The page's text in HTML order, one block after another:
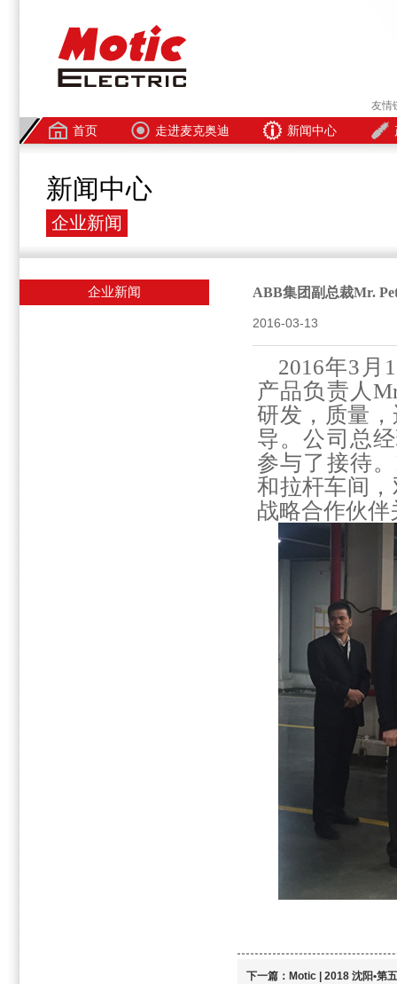
友情
首页 走进麦克奥迪 新闻中心
新闻中心
企业新闻
企业新闻 ABB集团副总裁Mr.
2016-03-13
2016年3 月
产品负责人
研发，质量
导。公司总
参与了接待。
和拉杆车间
战略合作伙伴
下一篇： Motic | 2018 沈阳•第